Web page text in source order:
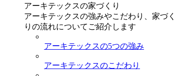
アーキテックスの家づくり
アーキテックスの強みやこだわり、家づく
りの流れについてご紹介します
アーキテックスの5つの強み
アーキテックスのこだわり